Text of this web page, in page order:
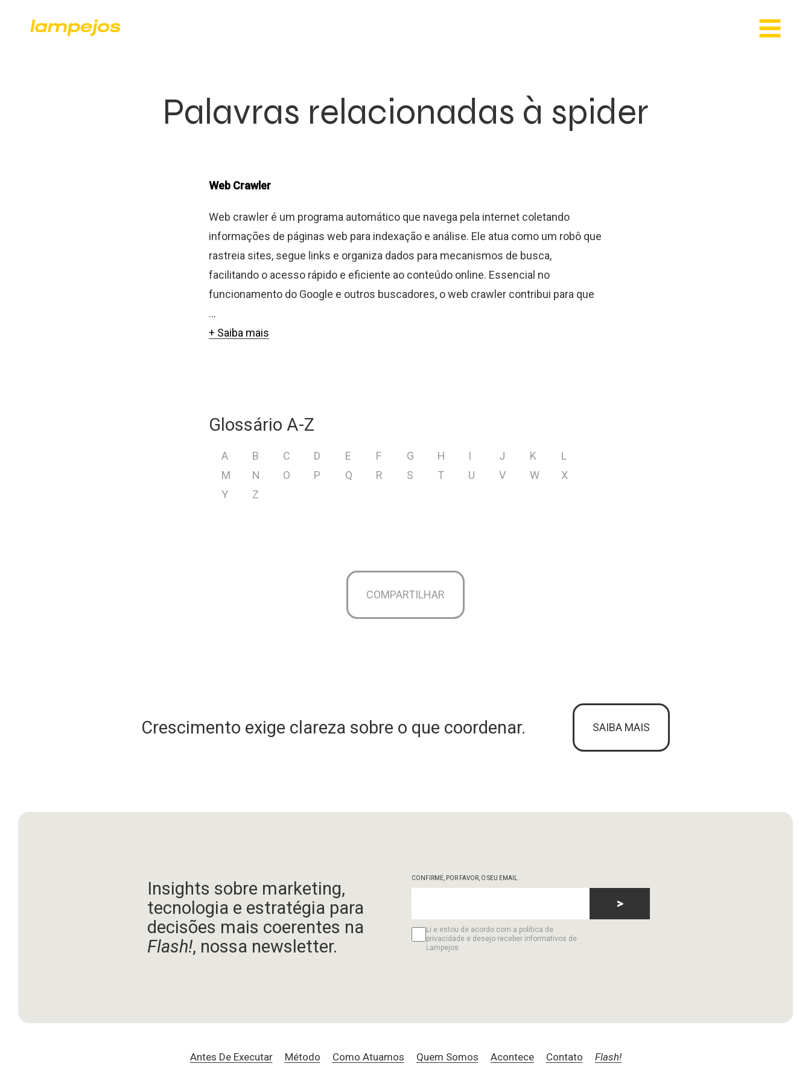
Palavras relacionadas à spider
Web Crawler
Web crawler é um programa automático que navega pela internet coletando
informações de páginas web para indexação e análise. Ele atua como um robô que
rastreia sites, segue links e organiza dados para mecanismos de busca,
facilitando o acesso rápido e eficiente ao conteúdo online. Essencial no
funcionamento do Google e outros buscadores, o web crawler contribui para que
...
+ Saiba mais
Glossário A-Z
A B C D E F G H I J K
L
M
N O P Q R S T U V W
X
Y
Z
COMPARTILHAR
Crescimento exige clareza sobre o que coordenar. SAIBA MAIS
Insights sobre marketing,
tecnologia e estratégia para
decisões mais coerentes na
Flash!, nossa newsletter.
CONFIRME, POR FAVOR, O SEU EMAIL
Li e estou de acordo com a política de
privacidade e desejo receber informativos de
Lampejos.
>
Antes De Executar Método Como Atuamos Quem Somos Acontece Contato Flash!